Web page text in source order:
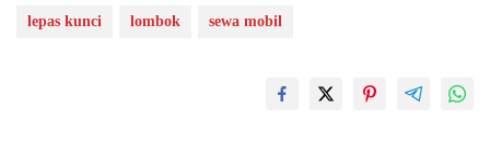
lepas kunci lombok sewa mobil